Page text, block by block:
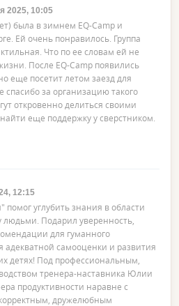
2025, 10:05
была в зимнем EQ-Camp и
Ей очень понравилось. Группа
Что по ее словам ей не
После EQ-Camp появились
еще посетит летом заезд для
спасибо за организацию такого
откровенно делиться своими
еще поддержку у сверстником.
12:15
помог углубить знания в области
Подарил уверенность,
для гуманного
адекватной самооценки и развития
детях! Под профессиональным,
тренера-наставника Юлии
продуктивности наравне с
дружелюбным